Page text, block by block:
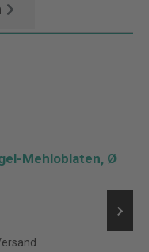
Mehloblaten, Ø